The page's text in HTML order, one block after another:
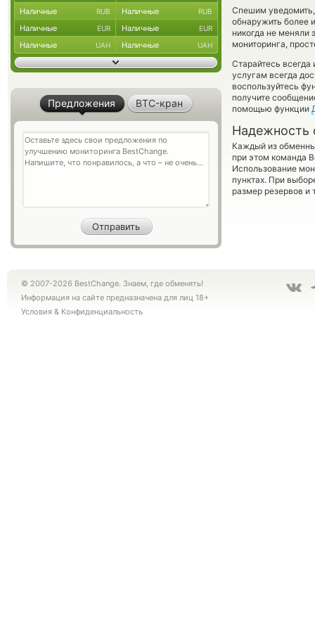
Спешим
обнаружить более
никогда не меняли
мониторинга,
Старайтесь всегда
услугам всегда
воспользуйтесь
получите
помощью функции
Надежность
Каждый из
при этом команда
Использование
пунктах. При
размер резервов и
Наличные RUB Наличные RUB
Наличные EUR Наличные EUR
Наличные UAH Наличные UAH
Предложения BTC-кран
© 2007-2026 BestChange. Знаем, где обменять!
Информация на сайте предназначена для лиц 18+
Условия & Конфиденциальность